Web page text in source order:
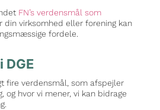
FN’s verdensmål som
din virksomhed eller forening kan
fordele.
DGE
fire verdensmål, som afspejler
og hvor vi mener, vi kan bidrage